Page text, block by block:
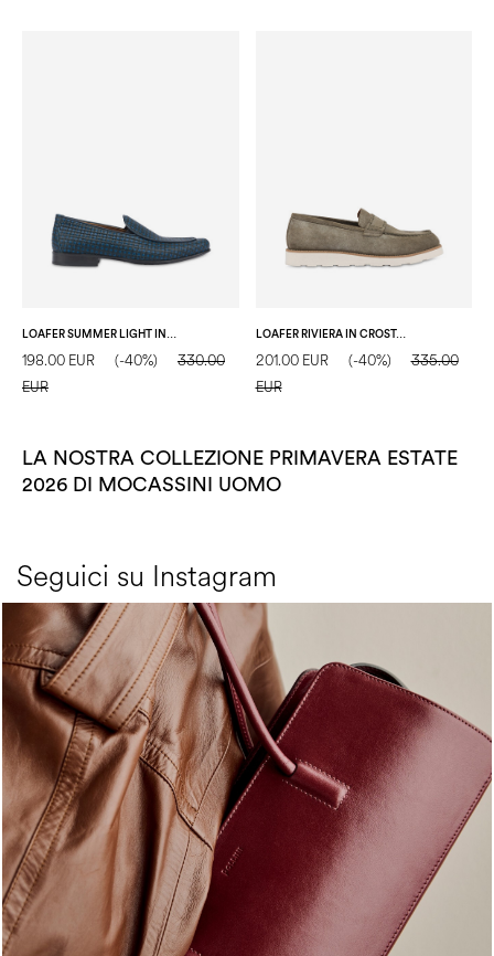
198.00 EUR (-40%)
330.00
EUR
LOAFER RIVIERA IN CROSTA MILITARE
201.00 EUR (-40%)
335.00
EUR
LA NOSTRA COLLEZIONE PRIMAVERA ESTATE
2026 DI MOCASSINI UOMO
Seguici su Instagram
Classy, sassy, trendy - the new Pollini Lady Bag is ...